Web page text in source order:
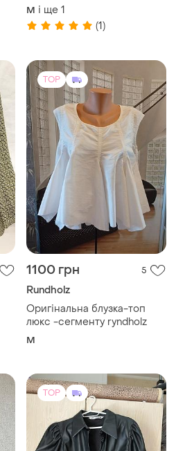
M і ще 1
(1)
TOP
1100 грн 5
Rundholz
Оригінальна блузка-топ
люкс -сегменту ryndholz
M
TOP